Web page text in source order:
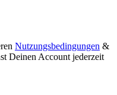
Nutzungsbedingungen &
Deinen Account jederzeit